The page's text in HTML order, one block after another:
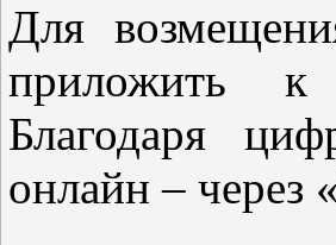
Для
приложить к
Благодаря
онлайн – через